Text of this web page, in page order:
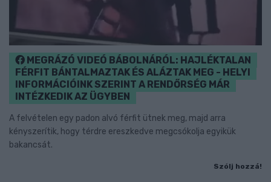
MEGRÁZÓ VIDEÓ BÁBOLNÁRÓL: HAJLÉKTALAN
FÉRFIT BÁNTALMAZTAK ÉS ALÁZTAK MEG - HELYI
INFORMÁCIÓINK SZERINT A RENDŐRSÉG MÁR
INTÉZKEDIK AZ ÜGYBEN
A felvételen egy padon alvó férfit ütnek meg, majd arra
kényszerítik, hogy térdre ereszkedve megcsókolja egyikük
bakancsát.
Szólj hozzá!